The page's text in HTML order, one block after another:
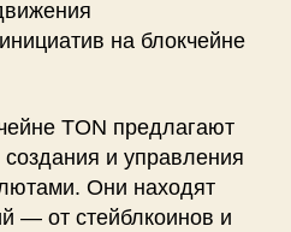
на блокчейне
TON предлагают
и управления
Они находят
— от стейблкоинов и